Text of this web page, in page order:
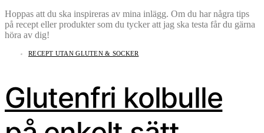
Hoppas att du ska inspireras av mina inlägg. Om du har några tips
på recept eller produkter som du tycker att jag ska testa får du gärna
höra av dig!
RECEPT UTAN GLUTEN & SOCKER
Glutenfri kolbulle